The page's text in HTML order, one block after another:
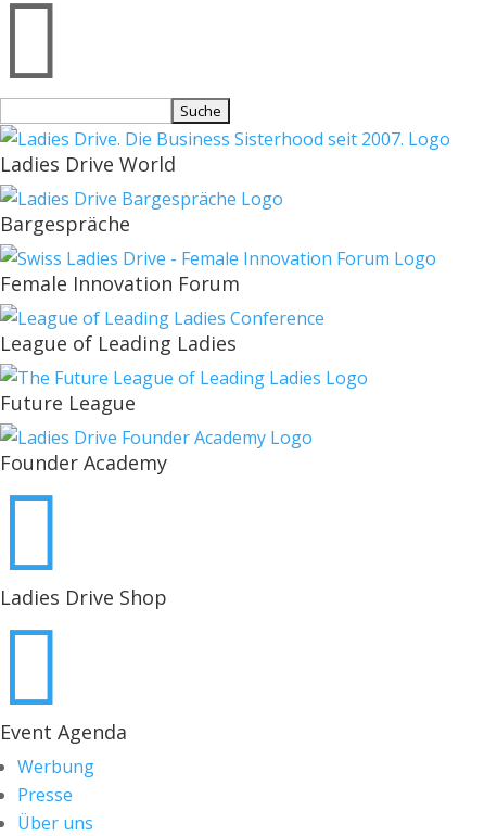

nach:
Ladies Drive World
Bargespräche
Female Innovation Forum
League of Leading Ladies
Future League
Founder Academy

Ladies Drive Shop

Event Agenda
Werbung
Presse
Über uns